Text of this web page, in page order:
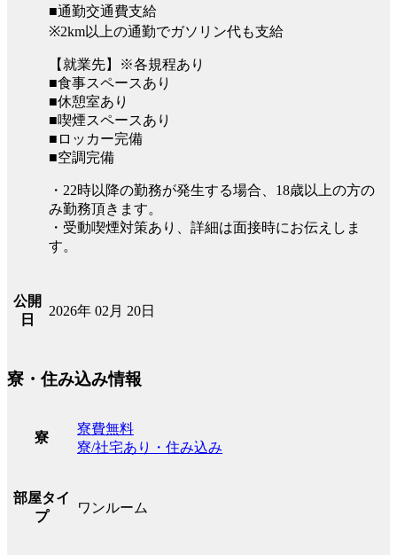
■通勤交通費支給
※2km以上の通勤でガソリン代も支給
【就業先】※各規程あり
■食事スペースあり
■休憩室あり
■喫煙スペースあり
■ロッカー完備
■空調完備
・22時以降の勤務が発生する場合、18歳以上の方の
み勤務頂きます。
・受動喫煙対策あり、詳細は面接時にお伝えしま
す。
公開
日
2026年 02月 20日
寮・住み込み情報
寮
寮費無料
寮/社宅あり・住み込み
部屋タイ
プ
ワンルーム